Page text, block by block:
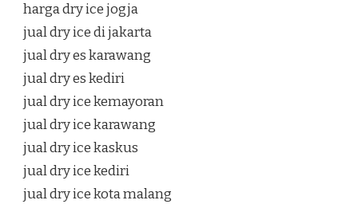
harga dry ice jogja
jual dry ice di jakarta
jual dry es karawang
jual dry es kediri
jual dry ice kemayoran
jual dry ice karawang
jual dry ice kaskus
jual dry ice kediri
jual dry ice kota malang